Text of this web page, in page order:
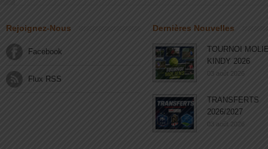
Rejoignez-Nous
Facebook
Flux RSS
Dernières Nouvelles
TOURNOI
KINDY 2026
03 août 2026
TRANSFERTS
2026/2027
03 août 2026